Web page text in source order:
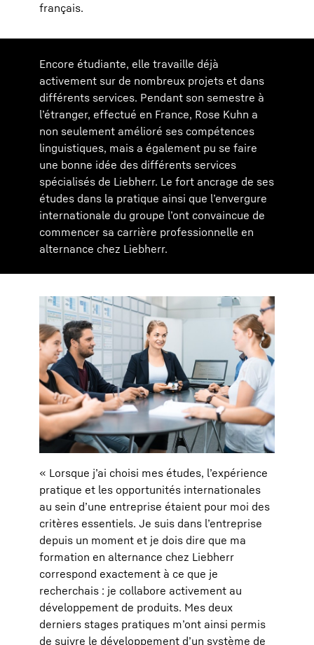
français.
Encore étudiante, elle travaille déjà
activement sur de nombreux projets et dans
différents services. Pendant son semestre à
l’étranger, effectué en France, Rose Kuhn a
non seulement amélioré ses compétences
linguistiques, mais a également pu se faire
une bonne idée des différents services
spécialisés de Liebherr. Le fort ancrage de ses
études dans la pratique ainsi que l’envergure
internationale du groupe l’ont convaincue de
commencer sa carrière professionnelle en
alternance chez Liebherr.
« Lorsque j’ai choisi mes études, l’expérience
pratique et les opportunités internationales
au sein d’une entreprise étaient pour moi des
critères essentiels. Je suis dans l’entreprise
depuis un moment et je dois dire que ma
formation en alternance chez Liebherr
correspond exactement à ce que je
recherchais : je collabore activement au
développement de produits. Mes deux
derniers stages pratiques m’ont ainsi permis
de suivre le développement d’un système de